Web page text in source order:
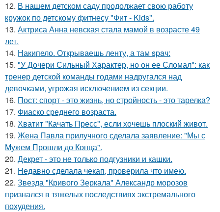
12. В нашем детском саду продолжает свою работу
кружок по детскому фитнесу "Фит - Kids".
13. Актриса Анна невская стала мамой в возрасте 49
лет.
14. Накипело. Открываешь ленту, а там spaч:
15. "У Дочери Сильный Характер, но он ее Сломал": как
тренер детской команды годами надругался над
девочками, угрожая исключением из секции.
16. Пост: спорт - это жизнь, но стройность - это тарелка?
17. Фиаско среднего возраста.
18. Хватит "Качать Пресс", если хочешь плоский живот.
19. Жена Павла прилучного сделала заявление: "Мы с
Мужем Прошли до Конца".
20. Декрет - это не только подгузники и кашки.
21. Недавно сделала чекап, проверила что имею.
22. Звезда "Кривого Зеркала" Александр морозов
признался в тяжелых последствиях экстремального
похудения.